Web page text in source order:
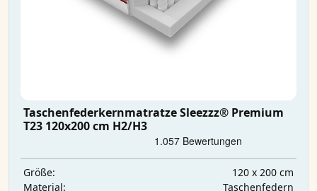
Taschenfederkernmatratze Sleezzz® Premium
T23 120x200 cm H2/H3
Größe:
120 x 200 cm
Material:
Taschenfedern